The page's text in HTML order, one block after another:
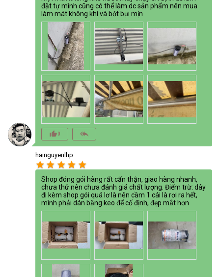
đặt tự mình cũng có thể làm dc sản phẩm nên mua
làm mát không khí và bớt bụi mịn
thumb_up_alt0 reply_all
hainguyenlhp
star star star star star
Shop đóng gói hàng rất cẩn thận, giao hàng nhanh,
chưa thử nên chưa đánh giá chất lượng. Điểm trừ: dây
đi kèm shop gói quá lơ là nên cầm 1 cái là rơi ra hết,
mình phải dán băng keo để cố định, đẹp mắt hơn